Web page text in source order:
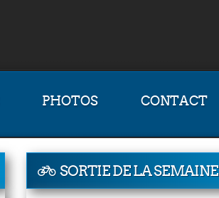
PHOTOS CONTACT
SORTIE DE LA SEMAINE